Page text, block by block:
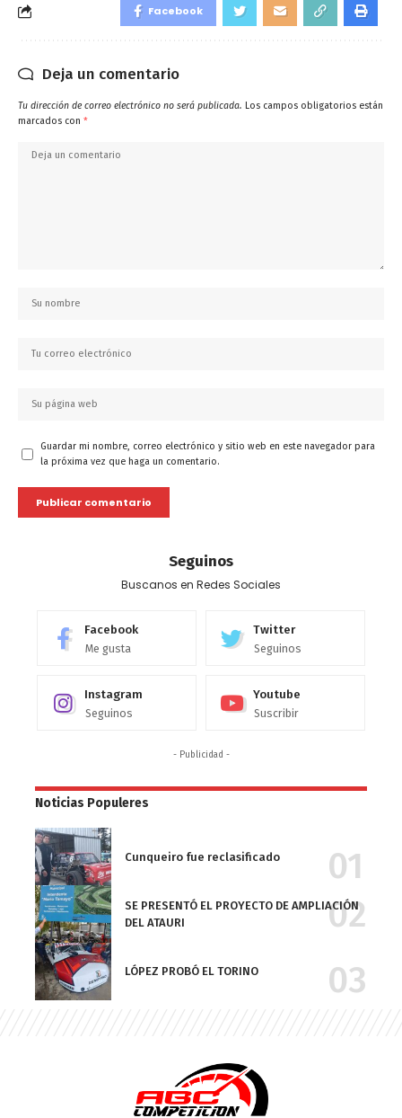
Facebook
Deja un comentario
Tu dirección de correo electrónico no será publicada. Los campos obligatorios están
marcados con *
Guardar mi nombre, correo electrónico y sitio web en este navegador para
la próxima vez que haga un comentario.
Seguinos
Buscanos en Redes Sociales
Facebook
Me gusta
Twitter
Seguinos
Instagram
Seguinos
Youtube
Suscribir
- Publicidad -
Noticias Populeres
Cunqueiro fue reclasificado
SE PRESENTÓ EL PROYECTO DE AMPLIACIÓN
DEL ATAURI
LÓPEZ PROBÓ EL TORINO